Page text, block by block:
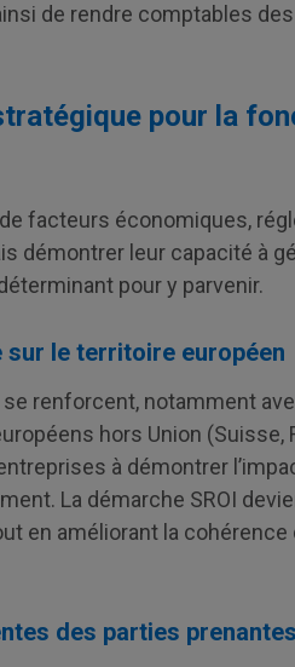
de rendre comptables
pour la
de facteurs économiques,
démontrer leur capacité à
pour y parvenir.
le territoire européen
renforcent, notamment
hors Union (Suisse,
à démontrer
La démarche SROI
en améliorant la cohérence
des parties prenantes